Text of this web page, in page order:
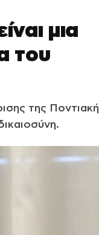
μια
του
της